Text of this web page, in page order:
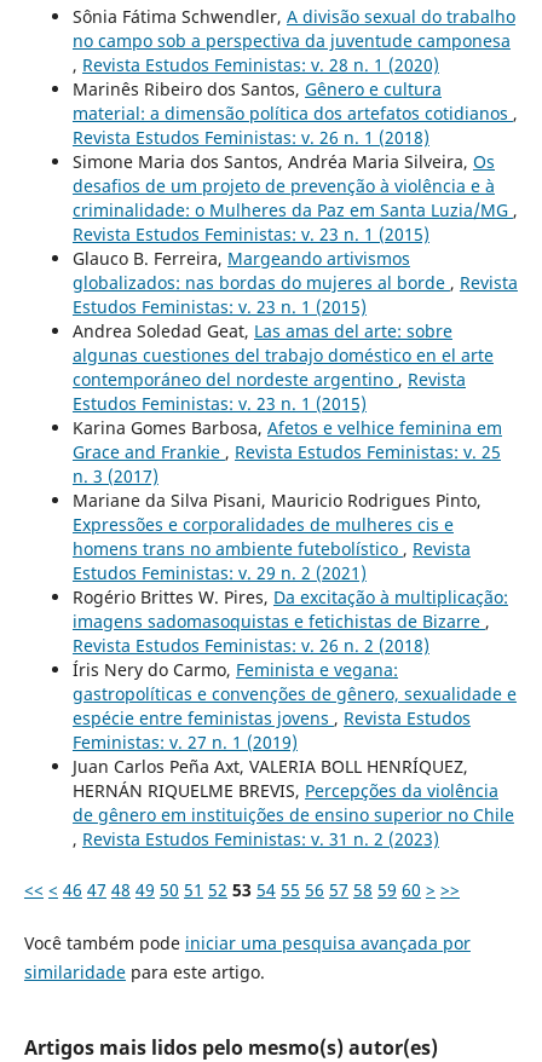
Sônia Fátima Schwendler, A divisão sexual do trabalho
no campo sob a perspectiva da juventude camponesa
, Revista Estudos Feministas: v. 28 n. 1 (2020)
Marinês Ribeiro dos Santos, Gênero e cultura
material: a dimensão política dos artefatos cotidianos ,
Revista Estudos Feministas: v. 26 n. 1 (2018)
Simone Maria dos Santos, Andréa Maria Silveira, Os
desafios de um projeto de prevenção à violência e à
criminalidade: o Mulheres da Paz em Santa Luzia/MG ,
Revista Estudos Feministas: v. 23 n. 1 (2015)
Glauco B. Ferreira, Margeando artivismos
globalizados: nas bordas do mujeres al borde , Revista
Estudos Feministas: v. 23 n. 1 (2015)
Andrea Soledad Geat, Las amas del arte: sobre
algunas cuestiones del trabajo doméstico en el arte
contemporáneo del nordeste argentino , Revista
Estudos Feministas: v. 23 n. 1 (2015)
Karina Gomes Barbosa, Afetos e velhice feminina em
Grace and Frankie , Revista Estudos Feministas: v. 25
n. 3 (2017)
Mariane da Silva Pisani, Mauricio Rodrigues Pinto,
Expressões e corporalidades de mulheres cis e
homens trans no ambiente futebolístico , Revista
Estudos Feministas: v. 29 n. 2 (2021)
Rogério Brittes W. Pires, Da excitação à multiplicação:
imagens sadomasoquistas e fetichistas de Bizarre ,
Revista Estudos Feministas: v. 26 n. 2 (2018)
Íris Nery do Carmo, Feminista e vegana:
gastropolíticas e convenções de gênero, sexualidade e
espécie entre feministas jovens , Revista Estudos
Feministas: v. 27 n. 1 (2019)
Juan Carlos Peña Axt, VALERIA BOLL HENRÍQUEZ,
HERNÁN RIQUELME BREVIS, Percepções da violência
de gênero em instituições de ensino superior no Chile
, Revista Estudos Feministas: v. 31 n. 2 (2023)
<< < 46 47 48 49 50 51 52 53 54 55 56 57 58 59 60 > >>
Você também pode iniciar uma pesquisa avançada por
similaridadepara este artigo.
Artigos mais lidos pelo mesmo(s) autor(es)